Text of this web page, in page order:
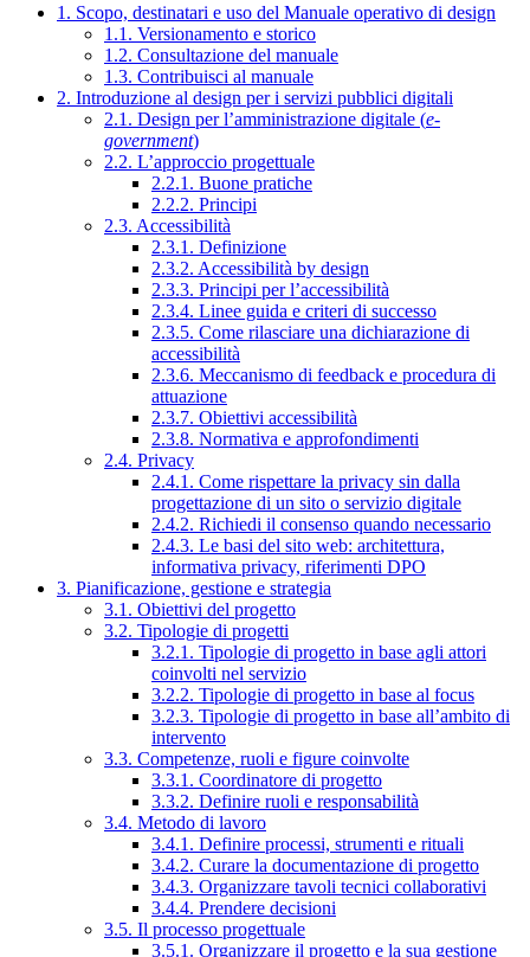
1. Scopo, destinatari e uso del Manuale operativo di design
1.1. Versionamento e storico
1.2. Consultazione del manuale
1.3. Contribuisci al manuale
2. Introduzione al design per i servizi pubblici digitali
2.1. Design per l’amministrazione digitale (e-
government)
2.2. L’approccio progettuale
2.2.1. Buone pratiche
2.2.2. Principi
2.3. Accessibilità
2.3.1. Definizione
2.3.2. Accessibilità by design
2.3.3. Principi per l’accessibilità
2.3.4. Linee guida e criteri di successo
2.3.5. Come rilasciare una dichiarazione di
accessibilità
2.3.6. Meccanismo di feedback e procedura di
attuazione
2.3.7. Obiettivi accessibilità
2.3.8. Normativa e approfondimenti
2.4. Privacy
2.4.1. Come rispettare la privacy sin dalla
progettazione di un sito o servizio digitale
2.4.2. Richiedi il consenso quando necessario
2.4.3. Le basi del sito web: architettura,
informativa privacy, riferimenti DPO
3. Pianificazione, gestione e strategia
3.1. Obiettivi del progetto
3.2. Tipologie di progetti
3.2.1. Tipologie di progetto in base agli attori
coinvolti nel servizio
3.2.2. Tipologie di progetto in base al focus
3.2.3. Tipologie di progetto in base all’ambito di
intervento
3.3. Competenze, ruoli e figure coinvolte
3.3.1. Coordinatore di progetto
3.3.2. Definire ruoli e responsabilità
3.4. Metodo di lavoro
3.4.1. Definire processi, strumenti e rituali
3.4.2. Curare la documentazione di progetto
3.4.3. Organizzare tavoli tecnici collaborativi
3.4.4. Prendere decisioni
3.5. Il processo progettuale
3.5.1. Organizzare il progetto e la sua gestione